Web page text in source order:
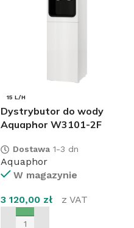
15 L/H
Dystrybutor do wody
Aquaphor W3101-2F
Dostawa 1-3 dn
Aquaphor
W magazynie
3 120,00 zł z VAT